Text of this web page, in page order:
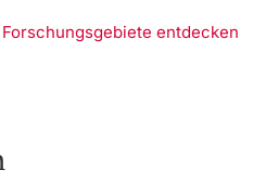
entdecken